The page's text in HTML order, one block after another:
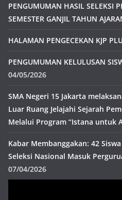
PENGUMUMAN HASIL SELEKSI
SEMESTER GANJIL TAHUN
HALAMAN PENGECEKAN KJP
PENGUMUMAN KELULUSAN
04/05/2026
SMA Negeri 15 Jakarta
Luar Ruang Jelajahi Sejarah
Melalui Program “Istana untuk
Kabar Membanggakan: 42
Seleksi Nasional Masuk
07/04/2026